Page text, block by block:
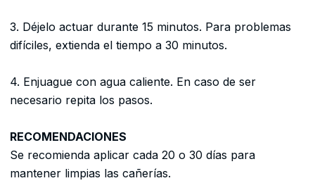
3. Déjelo actuar durante 15 minutos. Para problemas
difíciles, extienda el tiempo a 30 minutos.
4. Enjuague con agua caliente. En caso de ser
necesario repita los pasos.
RECOMENDACIONES
Se recomienda aplicar cada 20 o 30 días para
mantener limpias las cañerías.